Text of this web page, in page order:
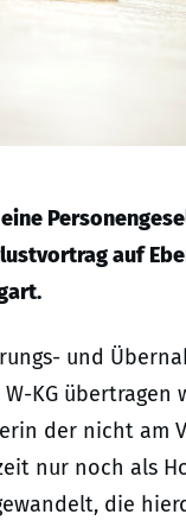
auf
und
KG übertragen
der nicht am
nur noch als
die